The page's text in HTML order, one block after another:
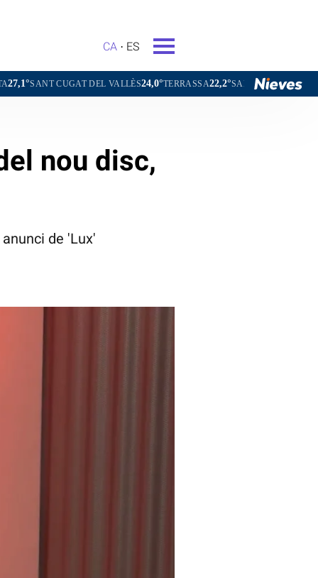
CA ES
DEL VALLÈS24,0°TERRASSA22,2°SABADELL22,7°GRANOLLERS22,2°
nou disc,
de 'Lux'